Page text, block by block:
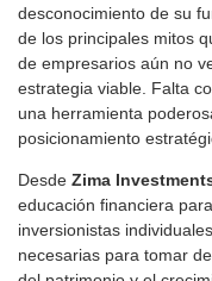
desconocimiento de su
de los principales mitos
de empresarios aún no
estrategia viable. Falta
una herramienta
posicionamiento
Desde Zima
educación financiera
inversionistas
necesarias para tomar